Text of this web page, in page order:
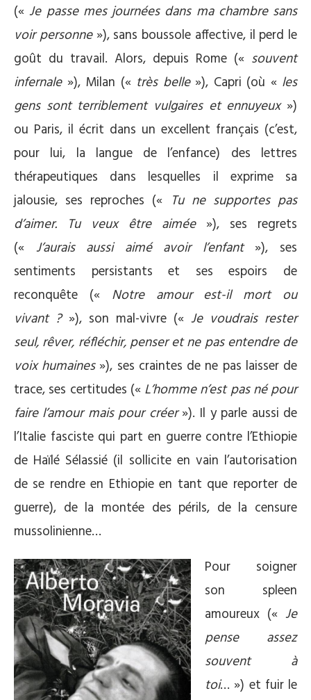
(«Je passe mes journées dans ma chambre sans
voir personne»), sans boussole affective, il perd le
goût du travail. Alors, depuis Rome (« souvent
infernale»), Milan (« très belle»), Capri (où « les
gens sont terriblement vulgaires et ennuyeux »)
ou Paris, il écrit dans un excellent français (c’est,
pour lui, la langue de l’enfance) des lettres
thérapeutiques dans lesquelles il exprime sa
jalousie, ses reproches (« Tu ne supportes pas
d’aimer. Tu veux être aimée»), ses regrets
(« J’aurais aussi aimé avoir l’enfant»), ses
sentiments persistants et ses espoirs de
reconquête (« Notre amour est-il mort ou
vivant ?»), son mal-vivre (« Je voudrais rester
seul, rêver, réfléchir, penser et ne pas entendre de
voix humaines»), ses craintes de ne pas laisser de
trace, ses certitudes (« L’homme n’est pas né pour
faire l’amour mais pour créer»). Il y parle aussi de
l’Italie fasciste qui part en guerre contre l’Ethiopie
de Haïlé Sélassié (il sollicite en vain l’autorisation
de se rendre en Ethiopie en tant que reporter de
guerre), de la montée des périls, de la censure
mussolinienne…
Pour soigner
son spleen
amoureux (« Je
pense assez
souvent à
toi… ») et fuir le